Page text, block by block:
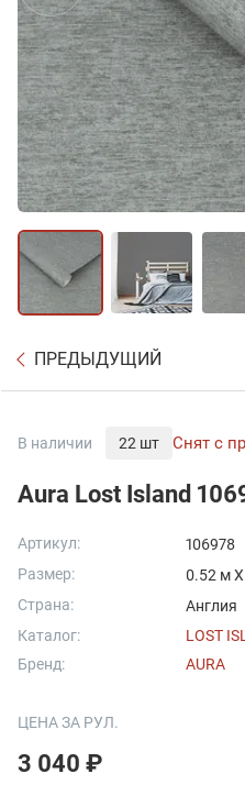
ПРЕДЫДУЩИЙ
В наличии 22 шт Снят с
Aura Lost Island
Артикул:
106978
Размер:
0.52 м
Страна:
Англия
Каталог:
LOST
Бренд:
AURA
ЦЕНА ЗА РУЛ.
3 040 ₽